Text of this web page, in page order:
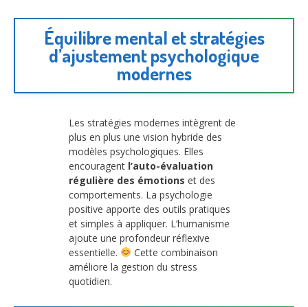
Équilibre mental et stratégies
d’ajustement psychologique
modernes
Les stratégies modernes intègrent de
plus en plus une vision hybride des
modèles psychologiques. Elles
encouragent l’auto-évaluation
régulière des émotions et des
comportements. La psychologie
positive apporte des outils pratiques
et simples à appliquer. L’humanisme
ajoute une profondeur réflexive
essentielle.
Cette combinaison
améliore la gestion du stress
quotidien.